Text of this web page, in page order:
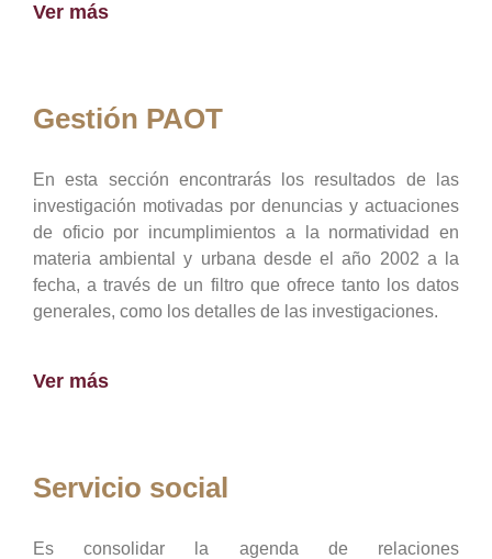
Ver más
Gestión PAOT
En esta sección encontrarás los resultados de las
investigación motivadas por denuncias y actuaciones
de oficio por incumplimientos a la normatividad en
materia ambiental y urbana desde el año 2002 a la
fecha, a través de un filtro que ofrece tanto los datos
generales, como los detalles de las investigaciones.
Ver más
Servicio social
Es consolidar la agenda de relaciones